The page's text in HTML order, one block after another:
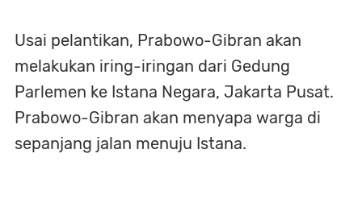
Usai pelantikan, Prabowo-Gibran akan
melakukan iring-iringan dari Gedung
Parlemen ke Istana Negara, Jakarta Pusat.
Prabowo-Gibran akan menyapa warga di
sepanjang jalan menuju Istana.